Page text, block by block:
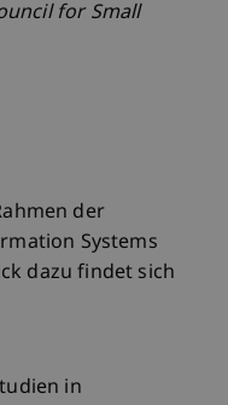
for Small
der
Systems
dazu findet sich
in